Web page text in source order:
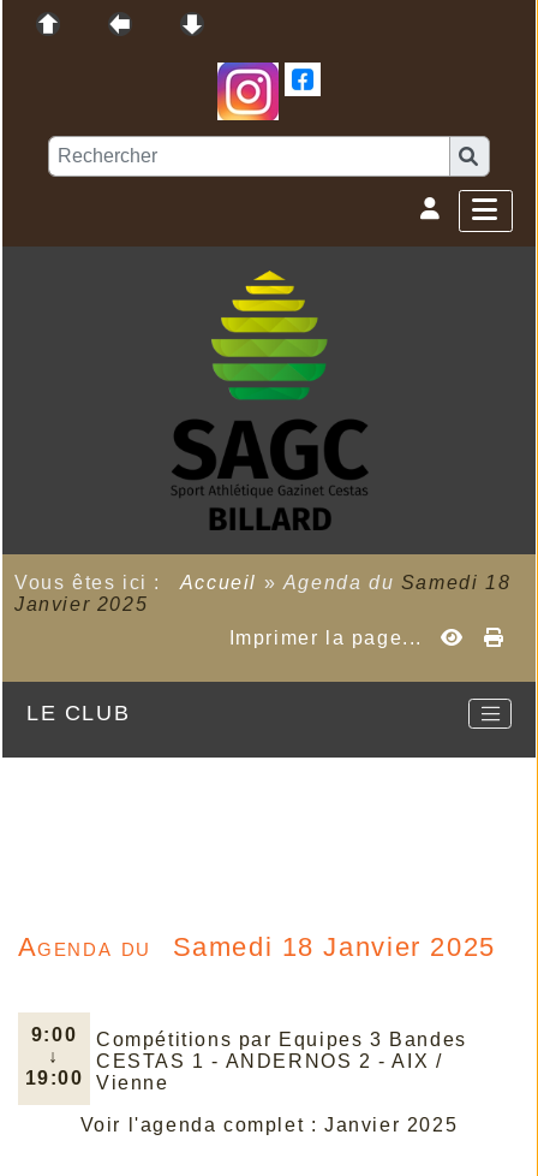
Vous êtes ici : Accueil » Agenda du Samedi 18
Janvier 2025
Imprimer la page...
LE CLUB
Agenda du Samedi 18 Janvier 2025
9:00
↓
19:00
Compétitions par Equipes 3 Bandes
CESTAS 1 - ANDERNOS 2 - AIX /
Vienne
Voir l'agenda complet : Janvier 2025